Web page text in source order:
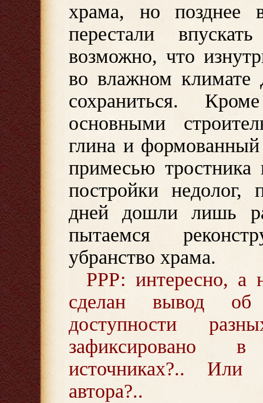
храма, но позднее
перестали
возможно, что
во влажном климате
сохраниться.
основными
глина и
примесью
постройки
дней дошли лишь
пытаемся
убранство храма.
РРР: интересно, а
сделан вывод
доступности
зафиксировано
источниках?.. Или
автора?..